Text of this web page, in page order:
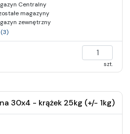
Centralny
magazyny
zewnętrzny
szt.
30x4 - krążek 25kg (+/- 1kg)